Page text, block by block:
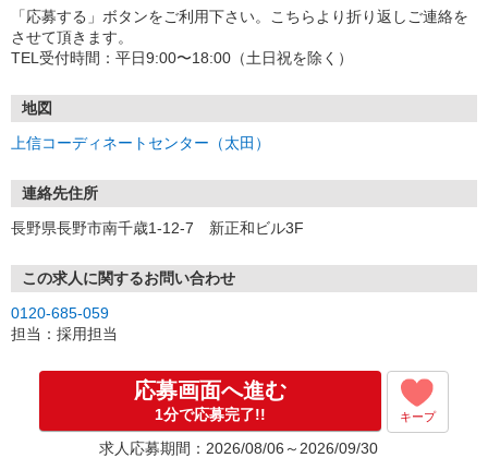
「応募する」ボタンをご利用下さい。こちらより折り返しご連絡を
させて頂きます。
TEL受付時間：平日9:00〜18:00（土日祝を除く）
地図
上信コーディネートセンター（太田）
連絡先住所
長野県長野市南千歳1-12-7 新正和ビル3F
この求人に関するお問い合わせ
0120-685-059
担当：採用担当
応募画面へ進む
1分で応募完了!! キープ
求人応募期間：2026/08/06～2026/09/30